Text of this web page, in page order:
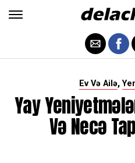
Ev Və Ailə,
Yay
Və Necə